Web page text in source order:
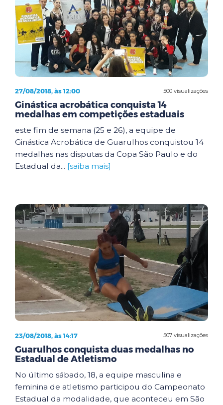
500 visualizações
27/08/2018, às 12:00
Ginástica acrobática conquista 14
medalhas em competições estaduais
este fim de semana (25 e 26), a equipe de
Ginástica Acrobática de Guarulhos conquistou 14
medalhas nas disputas da Copa São Paulo e do
Estadual da... [saiba mais]
507 visualizações
23/08/2018, às 14:17
Guarulhos conquista duas medalhas no
Estadual de Atletismo
No último sábado, 18, a equipe masculina e
feminina de atletismo participou do Campeonato
Estadual da modalidade, que aconteceu em São